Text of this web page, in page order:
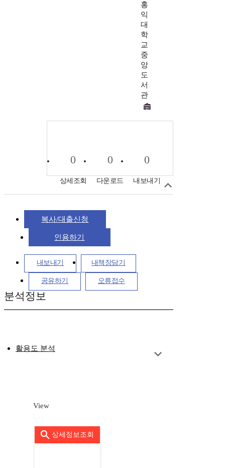
홍
익
대
학
교
중
앙
도
서
관
0
상세조회
0
다운로드
0
내보내기
복사/대출신청
인용하기
내보내기 내책장담기
공유하기 오류접수
분석정보
활용도 분석
View
상세정보조회